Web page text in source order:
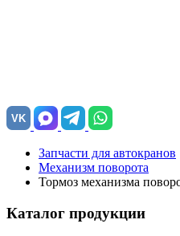
VK
Запчасти для автокранов
Механизм поворота
Тормоз механизма
Каталог продукции